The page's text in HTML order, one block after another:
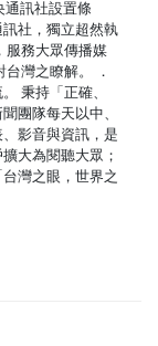
訊社設置條
社，獨立超然執
服務大眾傳播媒
灣之瞭解。 ．
秉持「正確、
團隊每天以中、
影音與資訊，是
大為閱聽大眾；
灣之眼，世界之